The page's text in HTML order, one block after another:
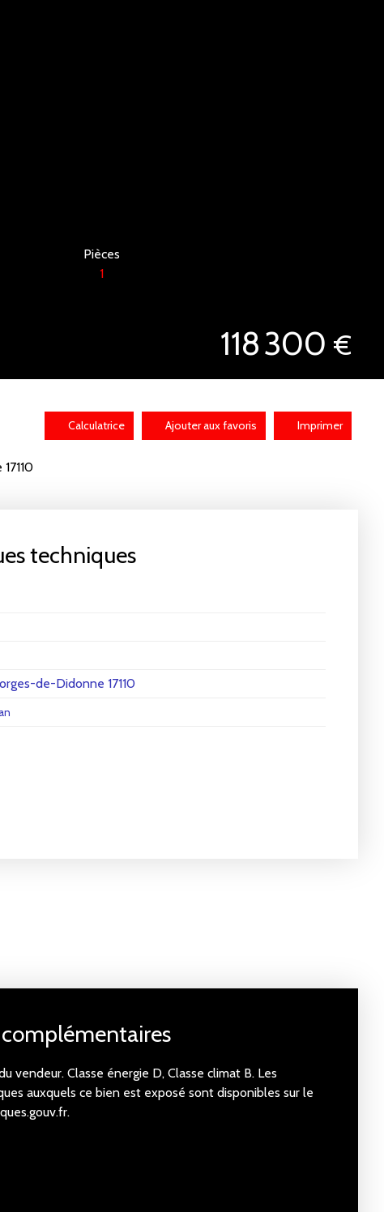
Pièces
1
118 300 €
Calculatrice Ajouter aux favoris Imprimer
techniques
de-Didonne 17110
vendeur. Classe énergie D, Classe climat B. Les
auxquels ce bien est exposé sont disponibles sur le